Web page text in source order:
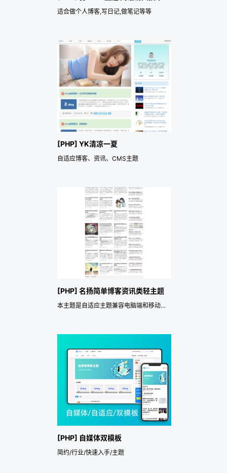
适合做个人博客,写日记,做笔记等等
[PHP] YK清凉一夏
自适应博客、资讯、CMS主题
[PHP] 名扬简单博客资讯类轻主题
本主题是自适应主题兼容电脑端和移动端。支持区分电脑端广告和移动端广告显示不同的内容。
[PHP] 自媒体双模板
简约/行业/快速入手/主题